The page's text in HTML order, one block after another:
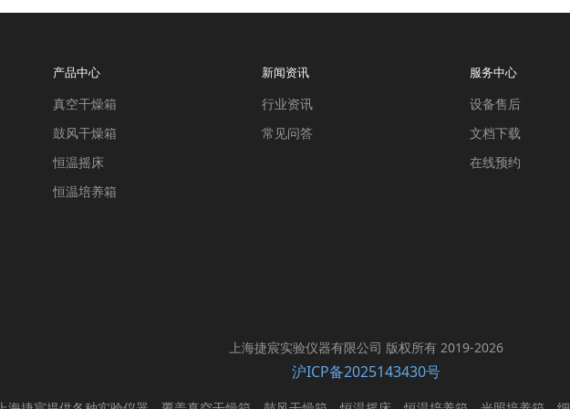
产品中心
真空干燥箱
鼓风干燥箱
恒温摇床
恒温培养箱
新闻资讯
行业资讯
常见问答
服务中心
设备售后
文档下载
在线预约
上海捷宸实验仪器有限公司 版权所有 2019-2026
沪ICP备2025143430号